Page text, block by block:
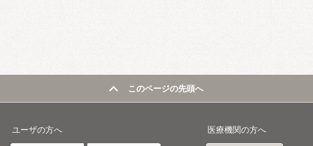
このページの先頭へ
ユーザの方へ 医療機関の方へ